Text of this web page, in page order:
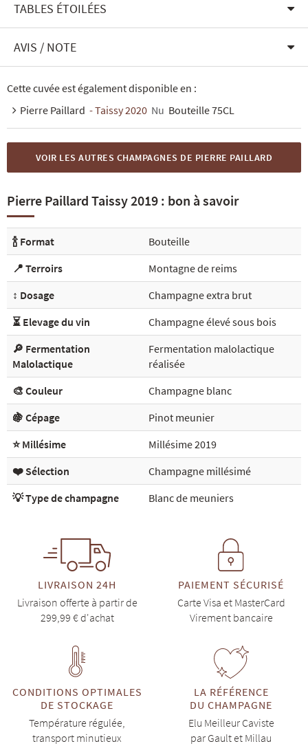
TABLES ÉTOILÉES
AVIS / NOTE
Cette cuvée est également disponible en :
Pierre Paillard - Taissy 2020 Nu Bouteille 75CL
VOIR LES AUTRES CHAMPAGNES DE PIERRE PAILLARD
Pierre Paillard Taissy 2019 : bon à savoir
🍾 Format
Bouteille
📍 Terroirs
Montagne de reims
↕️ Dosage
Champagne extra brut
⏳ Elevage du vin
Champagne élevé sous bois
🔎 Fermentation
Malolactique
Fermentation malolactique
réalisée
🎨 Couleur
Champagne blanc
🍇 Cépage
Pinot meunier
⭐ Millésime
Millésime 2019
❤️ Sélection
Champagne millésimé
💡 Type de champagne
Blanc de meuniers
LIVRAISON 24H
Livraison offerte à partir de
299,99 € d'achat
PAIEMENT SÉCURISÉ
Carte Visa et MasterCard
Virement bancaire
CONDITIONS OPTIMALES
DE STOCKAGE
Température régulée,
transport minutieux
LA RÉFÉRENCE
DU CHAMPAGNE
Elu Meilleur Caviste
par Gault et Millau